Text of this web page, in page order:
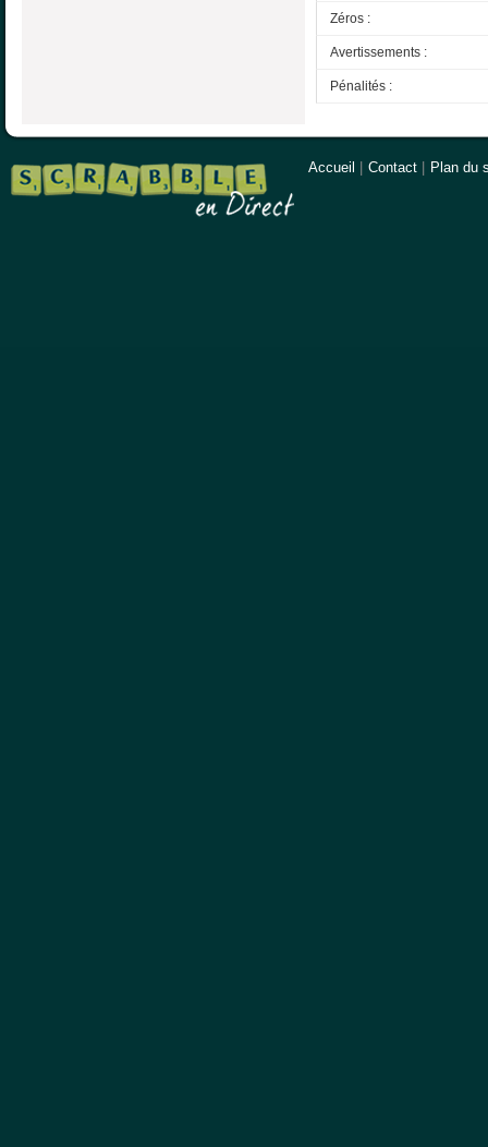
Zéros :
Avertissements :
Pénalités :
Accueil Contact Plan du